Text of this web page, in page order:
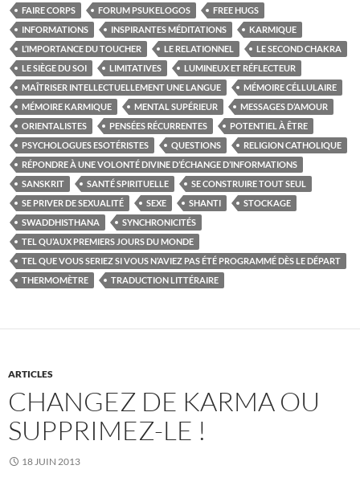
FAIRE CORPS
FORUM PSUKELOGOS
FREE HUGS
INFORMATIONS
INSPIRANTES MÉDITATIONS
KARMIQUE
L’IMPORTANCE DU TOUCHER
LE RELATIONNEL
LE SECOND CHAKRA
LE SIÈGE DU SOI
LIMITATIVES
LUMINEUX ET RÉFLECTEUR
MAÎTRISER INTELLECTUELLEMENT UNE LANGUE
MÉMOIRE CÉLLULAIRE
MÉMOIRE KARMIQUE
MENTAL SUPÉRIEUR
MESSAGES D’AMOUR
ORIENTALISTES
PENSÉES RÉCURRENTES
POTENTIEL À ÊTRE
PSYCHOLOGUES ESOTÉRISTES
QUESTIONS
RELIGION CATHOLIQUE
RÉPONDRE À UNE VOLONTÉ DIVINE D’ÉCHANGE D’INFORMATIONS
SANSKRIT
SANTÉ SPIRITUELLE
SE CONSTRUIRE TOUT SEUL
SE PRIVER DE SEXUALITÉ
SEXE SHANTI
STOCKAGE
SWADDHISTHANA
SYNCHRONICITÉS
TEL QU’AUX PREMIERS JOURS DU MONDE
TEL QUE VOUS SERIEZ SI VOUS N’AVIEZ PAS ÉTÉ PROGRAMMÉ DÈS LE DÉPART
THERMOMÈTRE
TRADUCTION LITTÉRAIRE
ARTICLES
CHANGEZ DE KARMA OU
SUPPRIMEZ-LE !
18 JUIN 2013